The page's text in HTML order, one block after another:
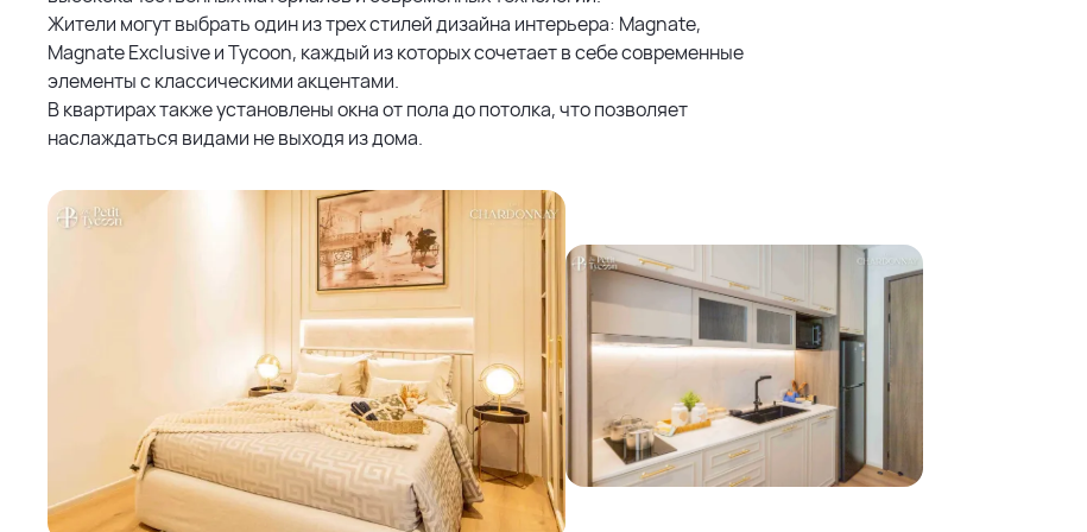
Жители могут выбрать один из трех стилей дизайна интерьера: Magnate,
Magnate Exclusive и Tycoon, каждый из которых сочетает в себе современные
элементы с классическими акцентами.
В квартирах также установлены окна от пола до потолка, что позволяет
наслаждаться видами не выходя из дома.